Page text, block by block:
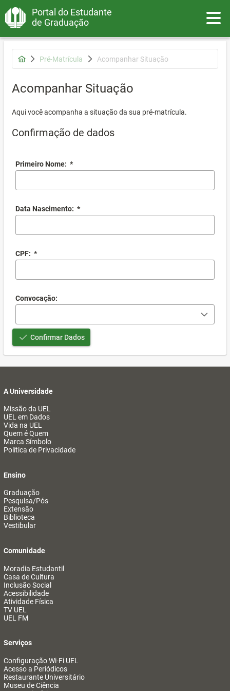
Portal do Estudante
de Graduação
Pré-Matrícula Acompanhar Situação
Acompanhar Situação
Aqui você acompanha a situação da sua pré-matrícula.
Confirmação de dados
Primeiro Nome: *
Data Nascimento: *
CPF: *
Convocação:
Confirmar Dados
A Universidade
Missão da UEL
UEL em Dados
Vida na UEL
Quem é Quem
Marca Símbolo
Política de Privacidade
Ensino
Graduação
Pesquisa/Pós
Extensão
Biblioteca
Vestibular
Comunidade
Moradia Estudantil
Casa de Cultura
Inclusão Social
Acessibilidade
Atividade Física
TV UEL
UEL FM
Serviços
Configuração Wi-Fi UEL
Acesso a Periódicos
Restaurante Universitário
Museu de Ciência